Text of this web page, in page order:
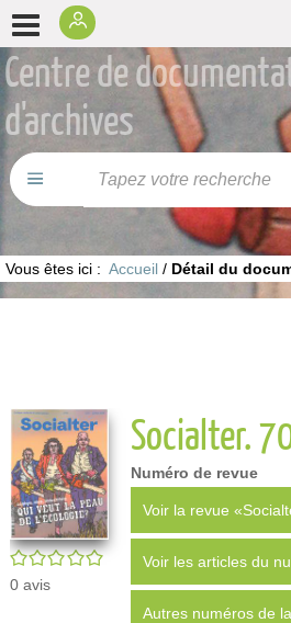
Centre de
d'archives
Vous êtes ici : Accueil / Détail du
/5
0 avis
Socialter.
Numéro de revue
Voir la revue
Voir les articles du
Autres numéros de